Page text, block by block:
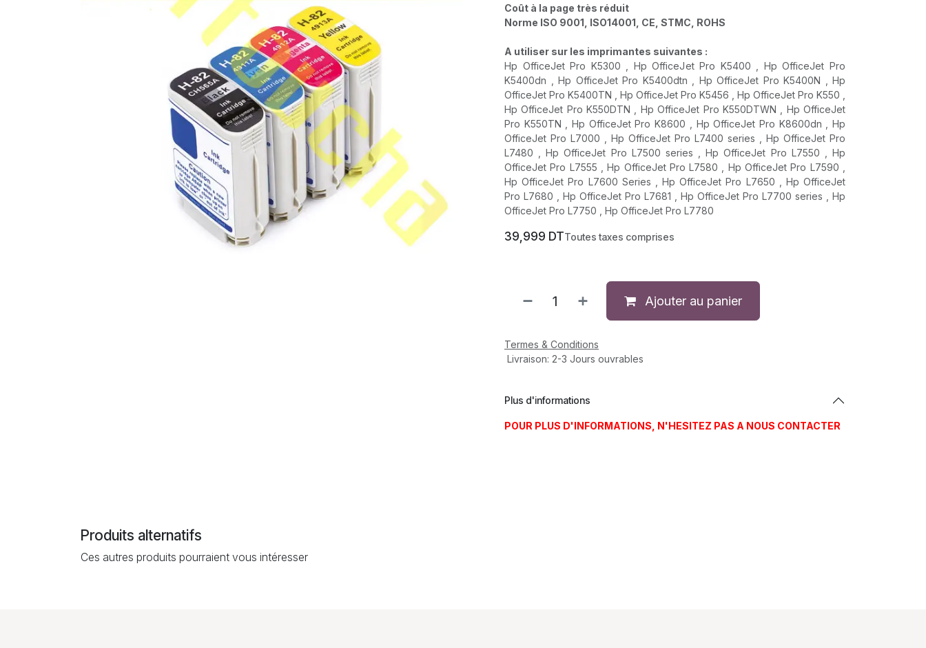
Coût à la page très réduit
Norme ISO 9001, ISO14001, CE, STMC, ROHS
A utiliser sur les imprimantes suivantes :
Hp OfficeJet Pro K5300 , Hp OfficeJet Pro K5400 , Hp OfficeJet Pro
K5400dn , Hp OfficeJet Pro K5400dtn , Hp OfficeJet Pro K5400N , Hp
OfficeJet Pro K5400TN , Hp OfficeJet Pro K5456 , Hp OfficeJet Pro K550 ,
Hp OfficeJet Pro K550DTN , Hp OfficeJet Pro K550DTWN , Hp OfficeJet
Pro K550TN , Hp OfficeJet Pro K8600 , Hp OfficeJet Pro K8600dn , Hp
OfficeJet Pro L7000 , Hp OfficeJet Pro L7400 series , Hp OfficeJet Pro
L7480 , Hp OfficeJet Pro L7500 series , Hp OfficeJet Pro L7550 , Hp
OfficeJet Pro L7555 , Hp OfficeJet Pro L7580 , Hp OfficeJet Pro L7590 ,
Hp OfficeJet Pro L7600 Series , Hp OfficeJet Pro L7650 , Hp OfficeJet
Pro L7680 , Hp OfficeJet Pro L7681 , Hp OfficeJet Pro L7700 series , Hp
OfficeJet Pro L7750 , Hp OfficeJet Pro L7780
39,999 DTToutes taxes comprises
Ajouter au panier
Termes & Conditions
Livraison: 2-3 Jours ouvrables
Plus d'informations
POUR PLUS D'INFORMATIONS, N'HESITEZ PAS A NOUS CONTACTER
Produits alternatifs
Ces autres produits pourraient vous intéresser